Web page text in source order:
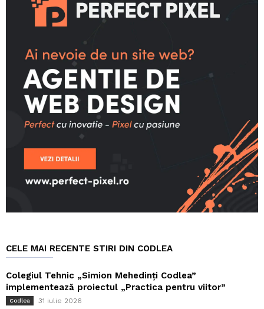
CELE MAI RECENTE STIRI DIN CODLEA
Colegiul Tehnic „Simion Mehedinți Codlea”
implementează proiectul „Practica pentru viitor”
Codlea 31 iulie 2026